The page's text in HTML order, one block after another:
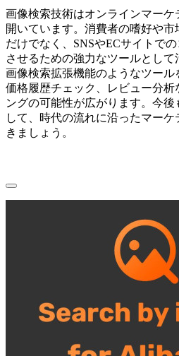
画像検索技術はオンラインマー
開いています。消費者の嗜好や
だけでなく、SNSやECサイトで
させるための強力なツールとし
画像検索拡張機能のようなツー
価格履歴チェック、レビュー分
ングの可能性が広がります。今
して、時代の流れに沿ったマー
きましょう。